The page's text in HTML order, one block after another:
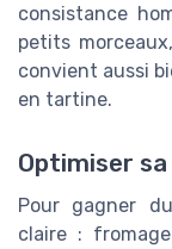
consistance
petits
convient aussi
en tartine.
Optimiser
Pour gagner
claire :